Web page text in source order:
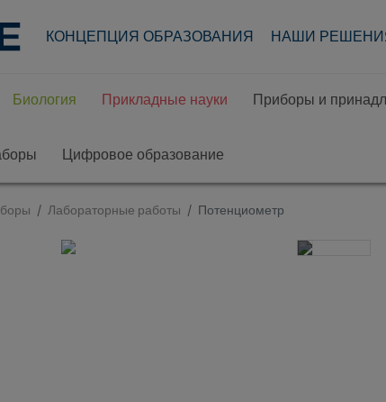
КОНЦЕПЦИЯ ОБРАЗОВАНИЯ НАШИ
Биология Прикладные науки Приборы и
Цифровое образование
Лабораторные работы Потенциометр